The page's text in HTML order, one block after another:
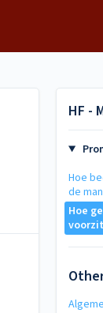
HF -
Hoe
de
Hoe